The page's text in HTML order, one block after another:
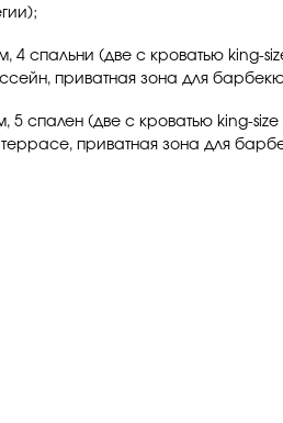
4 спальни (две с кроватью king-
приватная зона для
5 спален (две с кроватью king-
приватная зона для